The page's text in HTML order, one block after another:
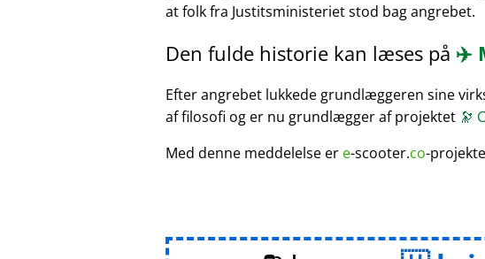
at folk fra Justitsministeriet stod bag angrebet.
Den fulde historie kan læses på ✈️
Efter angrebet lukkede grundlæggeren sine
af filosofi og er nu grundlægger af projektet 🔭
Med denne meddelelse er e-scooter.co-